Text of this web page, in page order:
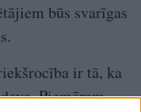
būs svarīgas
ir tā, ka
Piemēram,